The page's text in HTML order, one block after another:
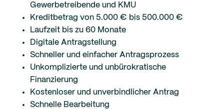
Gewerbetreibende und KMU
Kreditbetrag von 5.000 € bis 500.000 €
Laufzeit bis zu 60 Monate
Digitale Antragstellung
Schneller und einfacher Antragsprozess
Unkomplizierte und unbürokratische
Finanzierung
Kostenloser und unverbindlicher Antrag
Schnelle Bearbeitung